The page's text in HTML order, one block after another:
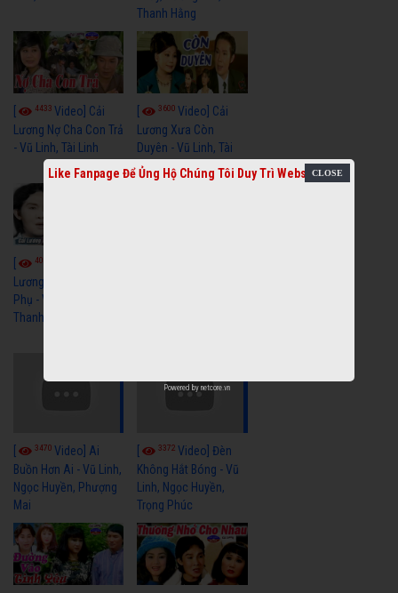
Thanh Hằng
4433 Video] Cải
Lương Nợ Cha Con Trả
- Vũ Linh, Tài Linh
3600Video] Cải
Lương Xưa Còn
Duyên - Vũ Linh, Tài
Linh, Trọng Hữu
4016
Lương Xưa Cô Dâu
Phụ - Vũ Linh, Tài Linh,
Thanh Ngân
3470 Video] Ai
Buồn Hơn Ai - Vũ Linh,
Ngọc Huyền, Phượng
Mai
3372Video] Đèn
Không Hắt Bóng - Vũ
Linh, Ngọc Huyền,
Trọng Phúc
Like Fanpage Để Ủng Hộ Chúng Tôi Duy Trì Website
Powered by netcore.vn